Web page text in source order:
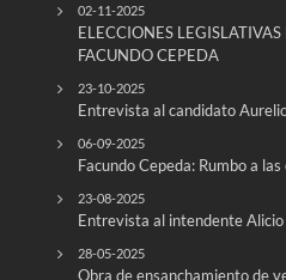
02-11-2025
ELECCIONES
FACUNDO CEPEDA
23-10-2025
Entrevista al candidato
06-09-2025
Facundo Cepeda: Rumbo a las
23-08-2025
Entrevista al intendente
28-05-2025
Obra de ensanchamiento de